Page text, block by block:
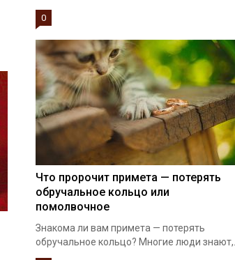
0
Что пророчит примета — потерять
обручальное кольцо или
помолвочное
Знакома ли вам примета — потерять
обручальное кольцо? Многие люди знают,...